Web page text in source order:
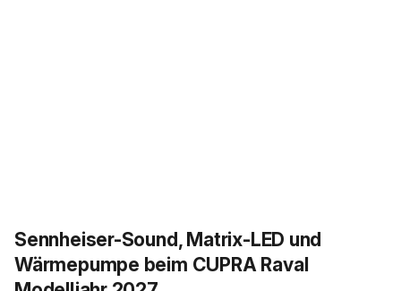
Sennheiser-Sound, Matrix-LED und
Wärmepumpe beim CUPRA Raval